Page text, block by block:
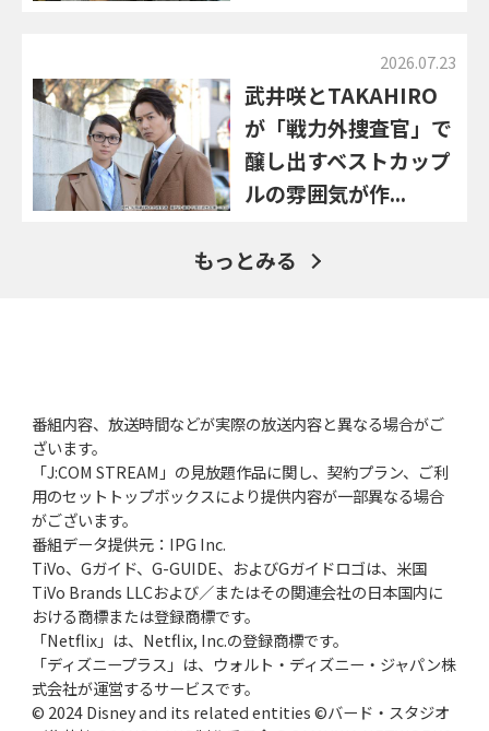
2026.07.23
武井咲とTAKAHIRO
が「戦力外捜査官」で
醸し出すベストカップ
ルの雰囲気が作...
もっとみる
番組内容、放送時間などが実際の放送内容と異なる場合がご
ざいます。
「J:COM STREAM」の見放題作品に関し、契約プラン、ご利
用のセットトップボックスにより提供内容が一部異なる場合
がございます。
番組データ提供元：IPG Inc.
TiVo、Gガイド、G-GUIDE、およびGガイドロゴは、米国
TiVo Brands LLCおよび／またはその関連会社の日本国内に
おける商標または登録商標です。
「Netflix」は、Netflix, Inc.の登録商標です。
「ディズニープラス」は、ウォルト・ディズニー・ジャパン株
式会社が運営するサービスです。
© 2024 Disney and its related entities ©バード・スタジオ